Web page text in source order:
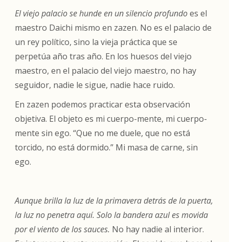
El viejo palacio se hunde en un silencio profundoes el
maestro Daichi mismo en zazen. No es el palacio de
un rey político, sino la vieja práctica que se
perpetúa año tras año. En los huesos del viejo
maestro, en el palacio del viejo maestro, no hay
seguidor, nadie le sigue, nadie hace ruido.
En zazen podemos practicar esta observación
objetiva. El objeto es mi cuerpo-mente, mi cuerpo-
mente sin ego. “Que no me duele, que no está
torcido, no está dormido.” Mi masa de carne, sin
ego.
Aunque brilla la luz de la primavera detrás de la puerta,
la luz no penetra aquí. Solo la bandera azul es movida
por el viento de los sauces. No hay nadie al interior.